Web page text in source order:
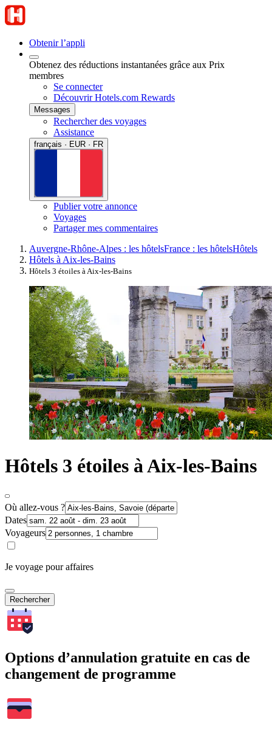
Obtenir l’appli
Obtenez des réductions instantanées grâce aux Prix
membres
Se connecter
Découvrir Hotels.com Rewards
Messages
Rechercher des voyages
Assistance
français · EUR · FR
Publier votre annonce
Voyages
Partager mes commentaires
Auvergne-Rhône-Alpes : les hôtelsFrance : les hôtelsHôtels
Hôtels à Aix-les-Bains
Hôtels 3 étoiles à Aix-les-Bains
Hôtels 3 étoiles à Aix-les-Bains
Où allez-vous ?
Dates
Voyageurs
Je voyage pour affaires
Rechercher
Options d’annulation gratuite en cas de
changement de programme